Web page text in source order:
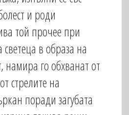
и роди
той прочее при
в образа на
намира го обхванат от
стрелите на
поради загубата